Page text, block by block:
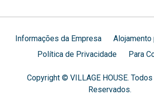
Informações da Empresa
Alojamento
Política de Privacidade
Para
Copyright © VILLAGE HOUSE.
Reservados.